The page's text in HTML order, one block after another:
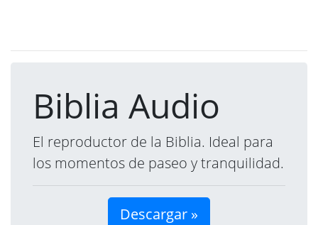
Biblia Audio
El reproductor de la Biblia. Ideal para
los momentos de paseo y tranquilidad.
Descargar »